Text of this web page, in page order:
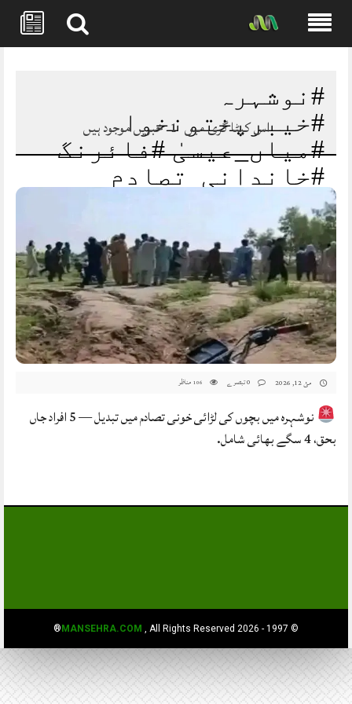
#نوشہرہ
#خیبرپختونخوا
#میاں_عیسیٰ #فائرنگ
#خاندانی_تصادم
#BreakingNews
#PakistanNews
#امن_و_امان
#Rescue1122
#mansehradotcom
اس کیٹا گری میں 1 خبریں موجود ہیں
مئ 12, 2026 106 مناظر
نوشہرہ میں بچوں کی لڑائی خونی تصادم میں تبدیل — 5 افراد جاں
بحق، 4 سگے بھائی شامل.
© 1997 - 2026
MANSEHRA.COM , All Rights Reserved®